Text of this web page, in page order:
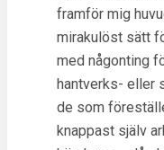
framför mig
mirakulöst sätt
med någonting
hantverks- eller
de som
knappast själv